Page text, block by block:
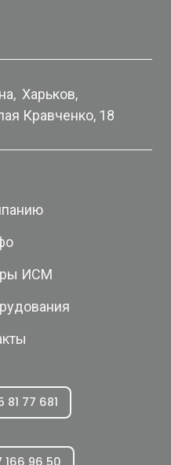
Харьков,
Кравченко, 18
ИСМ
81 77 681
166 96 50